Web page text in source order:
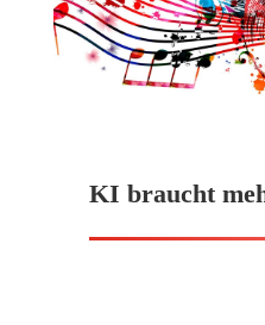
KI braucht